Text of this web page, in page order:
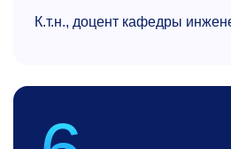
К.т.н., доцент кафедры